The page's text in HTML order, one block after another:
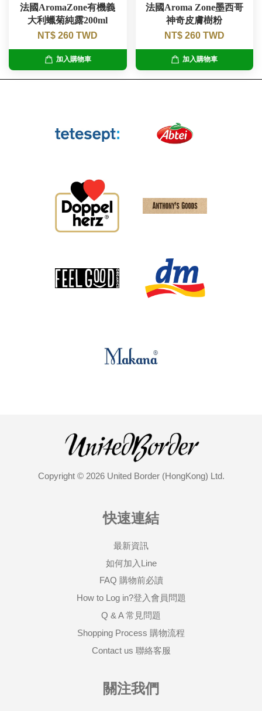
法國AromaZone有機義
大利蠟菊純露200ml
NT$ 260 TWD
加入購物車
法國Aroma Zone墨西哥
神奇皮膚樹粉
NT$ 260 TWD
加入購物車
Copyright © 2026 United Border (HongKong) Ltd.
快速連結
最新資訊
如何加入Line
FAQ 購物前必讀
How to Log in?登入會員問題
Q & A 常見問題
Shopping Process 購物流程
Contact us 聯絡客服
關注我們